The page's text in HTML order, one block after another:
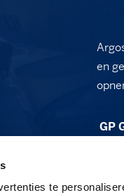
te
en
GP